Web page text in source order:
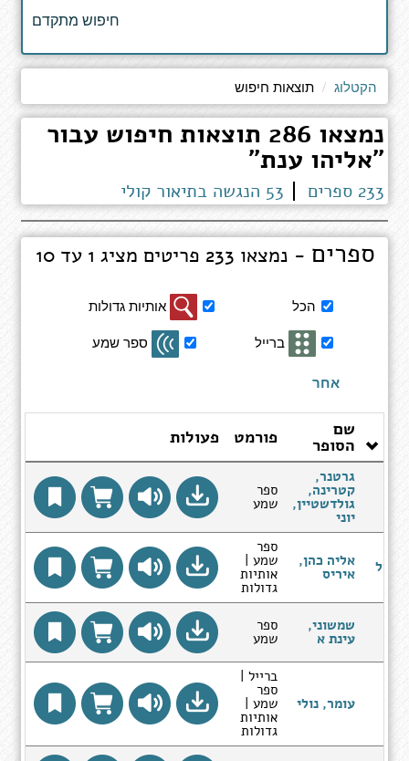
חיפוש מתקדם
הקטלוג תוצאות חיפוש
נמצאו 286 תוצאות חיפוש עבור
"אליהו ענת"
233 ספרים 53 הנגשה בתיאור קולי
ספרים - נמצאו 233 פריטים מציג 1 עד 10
תוצאות
הכל
אותיות גדולות
ברייל
ספר שמע
אחר
שם
הסופר פורמט פעולות
גרטנר,
קטרינה,
גולדשטיין,
יוני
ספר
שמע
של אליה כהן,
איריס
ספר
שמע |
אותיות
גדולות
שמשוני,
עינת א
ספר
שמע
עומר, נולי
ברייל |
ספר
שמע |
אותיות
גדולות